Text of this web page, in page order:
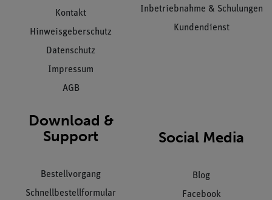
Kontakt
Hinweisgeberschutz
Datenschutz
Impressum
AGB
Inbetriebnahme & Schulungen
Kundendienst
Download &
Support
Bestellvorgang
Schnellbestellformular
Social Media
Blog
Facebook